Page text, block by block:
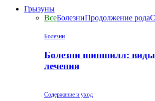
Грызуны
ВсеБолезниПродолжение рода
Болезни
Болезни шиншилл: виды
лечения
Содержание и уход